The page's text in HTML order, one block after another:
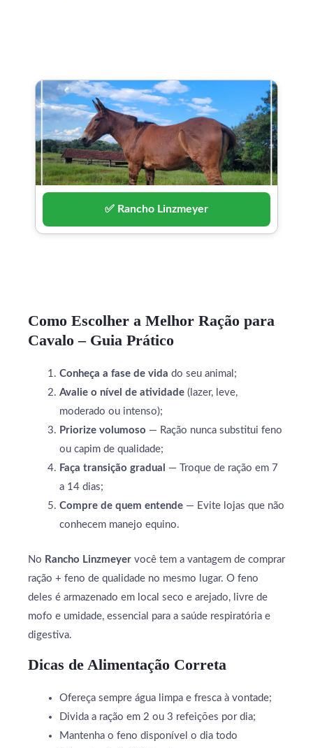
✅ Rancho Linzmeyer
Como Escolher a Melhor Ração para
Cavalo – Guia Prático
Conheça a fase de vida do seu animal;
Avalie o nível de atividade (lazer, leve,
moderado ou intenso);
Priorize volumoso — Ração nunca substitui feno
ou capim de qualidade;
Faça transição gradual
— Troque de ração em 7
a 14 dias;
Compre de quem entende — Evite lojas que não
conhecem manejo equino.
No Rancho Linzmeyer você tem a vantagem de comprar
ração + feno de qualidade no mesmo lugar. O feno
deles é armazenado em local seco e arejado, livre de
mofo e umidade, essencial para a saúde respiratória e
digestiva.
Dicas de Alimentação Correta
Ofereça sempre água limpa e fresca à vontade;
Divida a ração em 2 ou 3 refeições por dia;
Mantenha o feno disponível o dia todo